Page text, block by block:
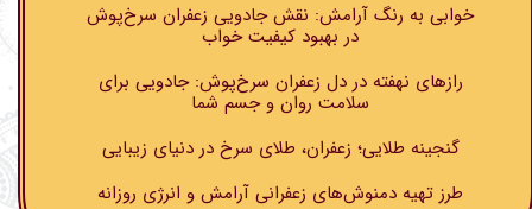
خوابی به رنگ آرامش: نقش جادویی زعفران سرخ‌پوش
در بهبود کیفیت خواب
رازهای نهفته در دل زعفران سرخ‌پوش: جادویی برای
سلامت روان و جسم شما
گنجینه طلایی؛ زعفران، طلای سرخ در دنیای زیبایی
طرز تهیه دمنوش‌های زعفرانی آرامش و انرژی روزانه